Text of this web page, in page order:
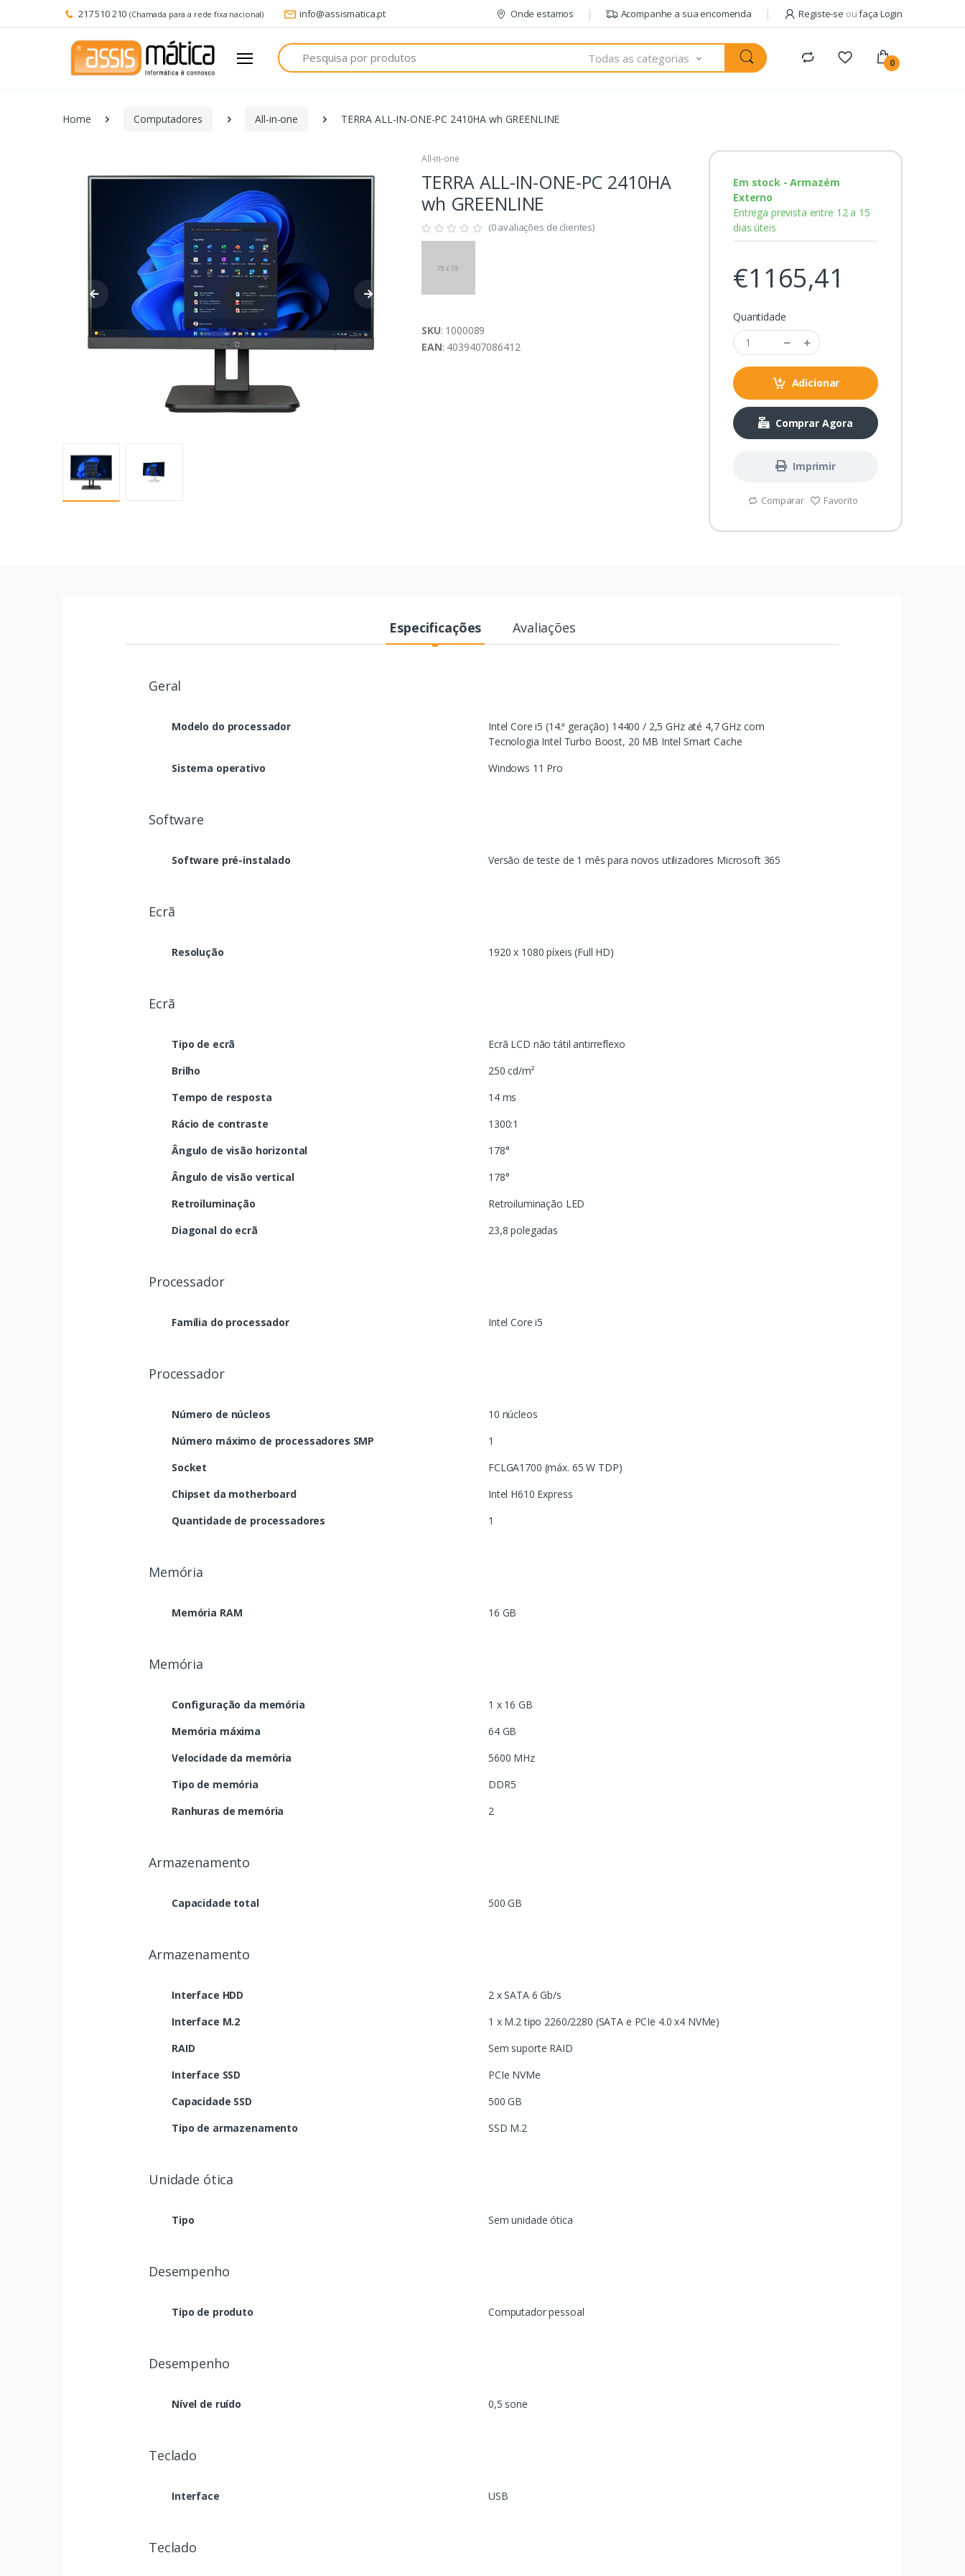
217 510 210 (Chamada para a rede fixa nacional) info@assismatica.pt Onde estamos Acompanhe a sua encomenda Registe-se oufaça Login
Pesquisa
Todas as categorias 0
Home Computadores All-in-one TERRA ALL-IN-ONE-PC 2410HA wh GREENLINE
All-in-one
TERRA ALL-IN-ONE-PC 2410HA
wh GREENLINE
(0 avaliações de clientes)
SKU: 1000089
EAN: 4039407086412
Em stock - Armazém
Externo
Entrega prevista entre 12 a 15
dias úteis
€1165,41
Quantidade
Adicionar
Comprar Agora
Imprimir
Comparar Favorito
Especificações Avaliações
Geral
Modelo do processador
Intel Core i5 (14.ª geração) 14400 / 2,5 GHz até 4,7 GHz com
Tecnologia Intel Turbo Boost, 20 MB Intel Smart Cache
Sistema operativo
Windows 11 Pro
Software
Software pré-instalado Versão de teste de 1 mês para novos utilizadores Microsoft 365
Ecrã
Resolução 1920 x 1080 píxeis (Full HD)
Ecrã
Tipo de ecrã
Ecrã LCD não tátil antirreflexo
Brilho
250 cd/m²
Tempo de resposta
14 ms
Rácio de contraste
1300:1
Ângulo de visão horizontal
178°
Ângulo de visão vertical
178°
Retroiluminação
Retroiluminação LED
Diagonal do ecrã
23,8 polegadas
Processador
Família do processador Intel Core i5
Processador
Número de núcleos
10 núcleos
Número máximo de processadores SMP
1
Socket
FCLGA1700 (máx. 65 W TDP)
Chipset da motherboard
Intel H610 Express
Quantidade de processadores
1
Memória
Memória RAM 16 GB
Memória
Configuração da memória
1 x 16 GB
Memória máxima
64 GB
Velocidade da memória
5600 MHz
Tipo de memória
DDR5
Ranhuras de memória
2
Armazenamento
Capacidade total 500 GB
Armazenamento
Interface HDD
2 x SATA 6 Gb/s
Interface M.2
1 x M.2 tipo 2260/2280 (SATA e PCIe 4.0 x4 NVMe)
RAID
Sem suporte RAID
Interface SSD
PCIe NVMe
Capacidade SSD
500 GB
Tipo de armazenamento
SSD M.2
Unidade ótica
Tipo Sem unidade ótica
Desempenho
Tipo de produto Computador pessoal
Desempenho
Nível de ruído 0,5 sone
Teclado
Interface USB
Teclado